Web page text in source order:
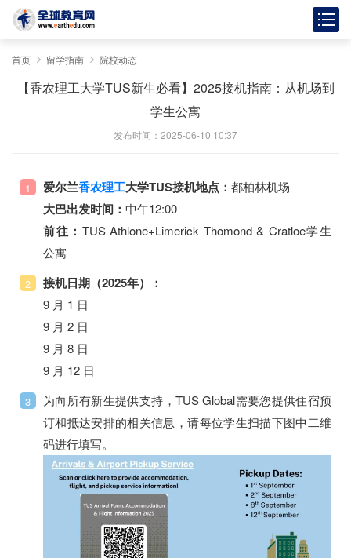
首页 留学指南 院校动态
【香农理工大学TUS新生必看】2025接机指南：从机场到
学生公寓
发布时间：2025-06-10 10:37
1 爱尔兰香农理工大学TUS接机地点： 都柏林机场
大巴出发时间： 中午12:00
前往： TUS Athlone+Limerick Thomond & Cratloe学生
公寓
2 接机日期（2025年）：
9 月 1 日
9 月 2 日
9 月 8 日
9 月 12 日
3
为向所有新生提供支持，TUS Global需要您提供住宿预
订和抵达安排的相关信息，请每位学生扫描下图中二维
码进行填写。